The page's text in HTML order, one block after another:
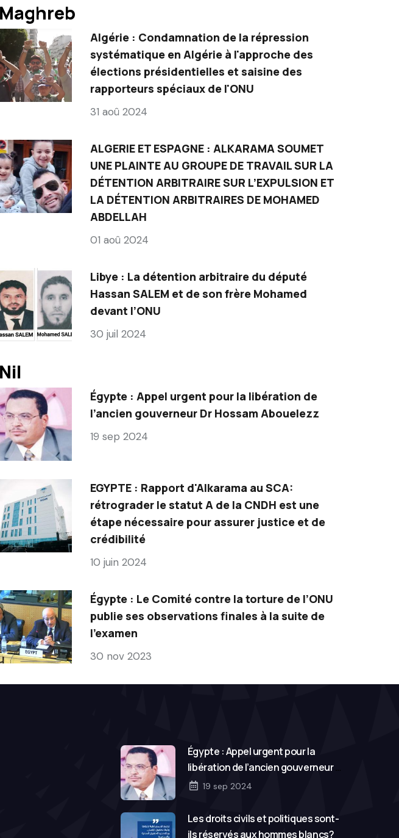
Maghreb
Algérie : Condamnation de la répression
systématique en Algérie à l'approche des
élections présidentielles et saisine des
rapporteurs spéciaux de l'ONU
31 aoû 2024
ALGERIE ET ESPAGNE : ALKARAMA SOUMET
UNE PLAINTE AU GROUPE DE TRAVAIL SUR LA
DÉTENTION ARBITRAIRE SUR L’EXPULSION ET
LA DÉTENTION ARBITRAIRES DE MOHAMED
ABDELLAH
01 aoû 2024
Libye : La détention arbitraire du député
Hassan SALEM et de son frère Mohamed
devant l’ONU
30 juil 2024
Nil
Égypte : Appel urgent pour la libération de
l’ancien gouverneur Dr Hossam Abouelezz
19 sep 2024
EGYPTE : Rapport d'Alkarama au SCA:
rétrograder le statut A de la CNDH est une
étape nécessaire pour assurer justice et de
crédibilité
10 juin 2024
Égypte : Le Comité contre la torture de l’ONU
publie ses observations finales à la suite de
l’examen
30 nov 2023
Égypte : Appel urgent pour la
libération de l’ancien gouverneur Dr
Hossam Abouelezz
19 sep 2024
Les droits civils et politiques sont-
ils réservés aux hommes blancs?